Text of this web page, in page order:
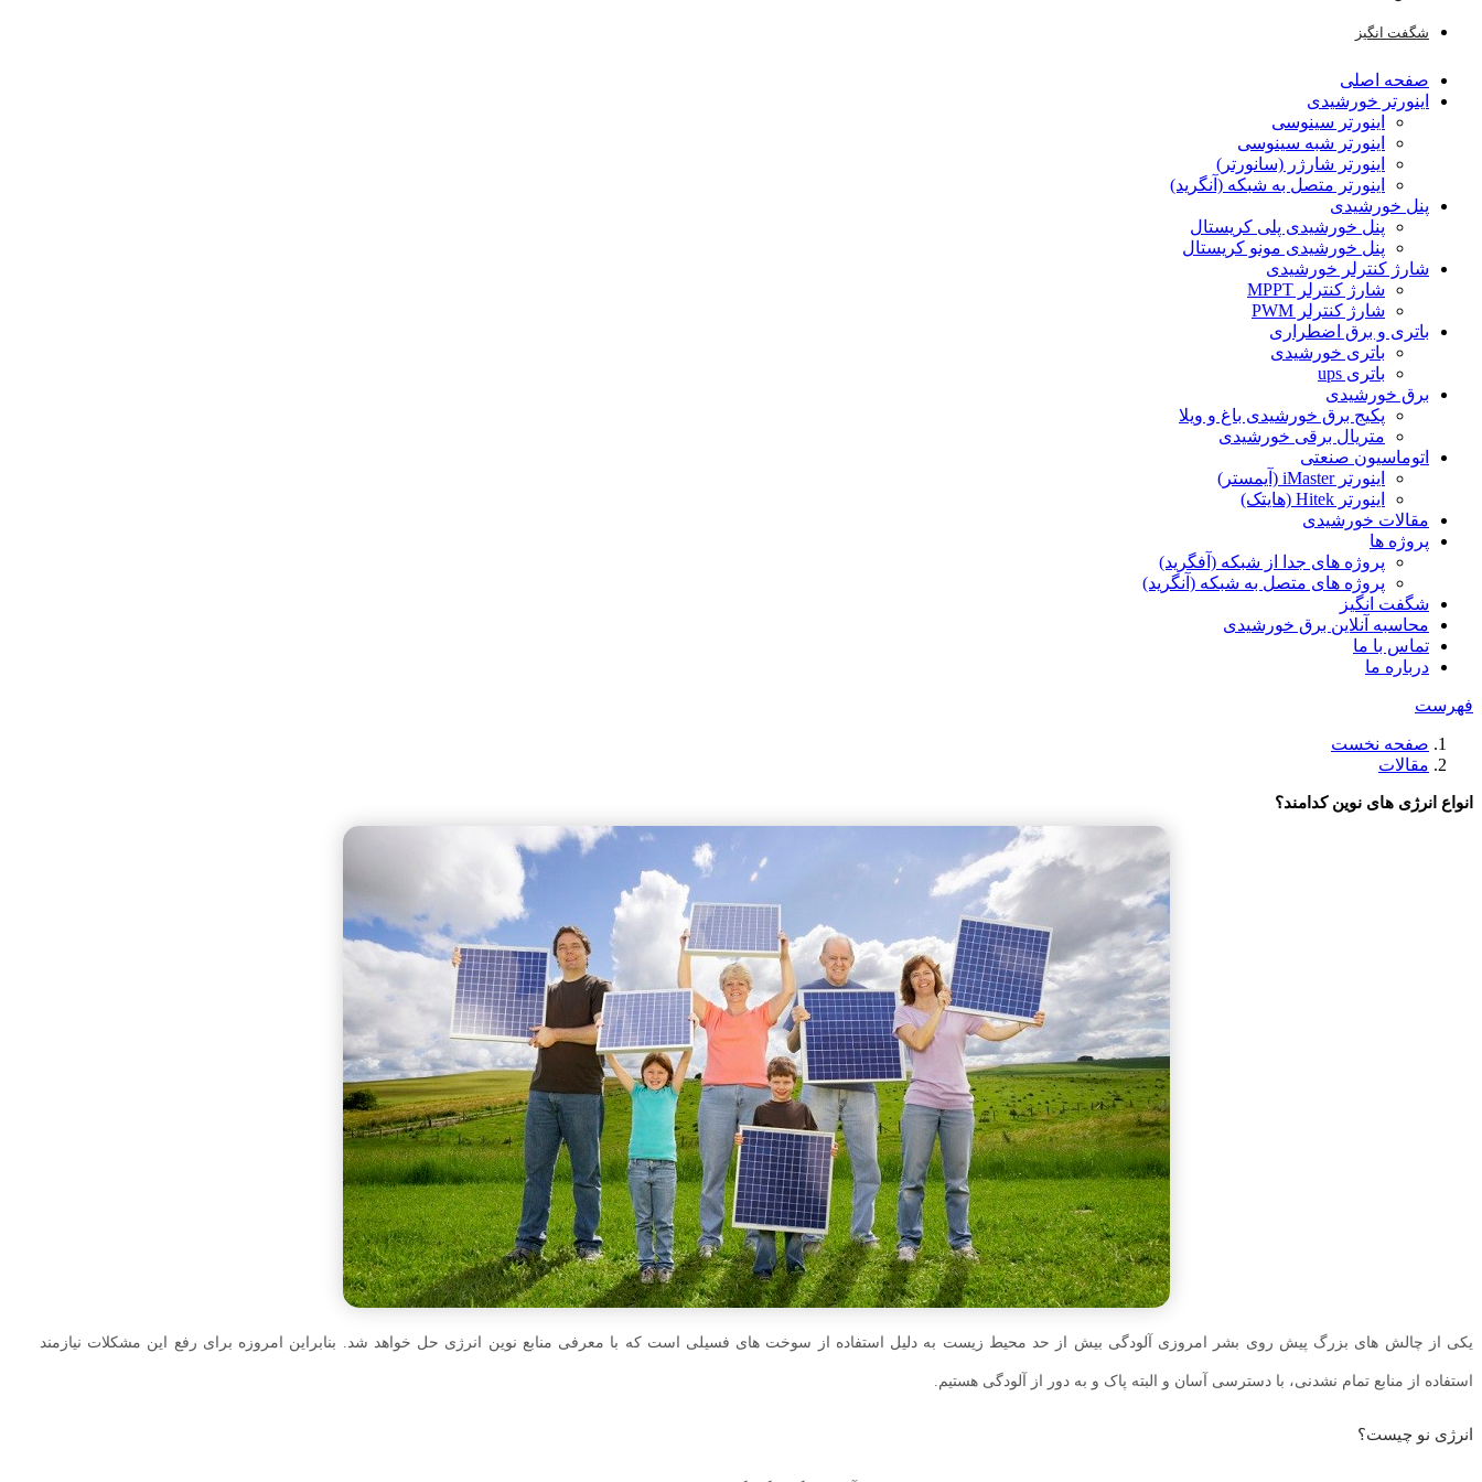
شگفت انگیز
صفحه اصلی
اینورتر خورشیدی
اینورتر سینوسی
اینورتر شبه سینوسی
اینورتر شارژر (سانورتر)
اینورتر متصل به شبکه (آنگرید)
پنل خورشیدی
پنل خورشیدی پلی کریستال
پنل خورشیدی مونو کریستال
شارژ کنترلر خورشیدی
شارژ کنترلر MPPT
شارژ کنترلر PWM
باتری و برق اضطراری
باتری خورشیدی
باتری ups
برق خورشیدی
پکیج برق خورشیدی باغ و ویلا
متریال برقی خورشیدی
اتوماسیون صنعتی
اینورتر iMaster (آیمستر)
اینورتر Hitek (هایتک)
مقالات خورشیدی
پروژه ها
پروژه های جدا از شبکه (آفگرید)
پروژه های متصل به شبکه (آنگرید)
شگفت انگیز
محاسبه آنلاین برق خورشیدی
تماس با ما
درباره ما
فهرست
صفحه نخست
مقالات
انواع انرژی های نوین کدامند؟
یکی از چالش های بزرگ پیش روی بشر امروزی آلودگی بیش از حد محیط زیست به دلیل استفاده از سوخت های فسیلی است که با معرفی منابع نوین انرژی حل خواهد شد. بنابراین امروزه برای رفع این مشکلات نیازمند
استفاده از منابع تمام نشدنی، با دسترسی آسان و البته پاک و به دور از آلودگی هستیم.
انرژی نو چیست؟